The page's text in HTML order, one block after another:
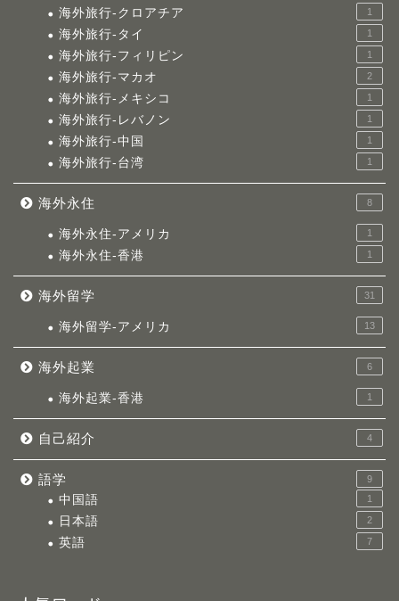
海外旅行-クロアチア 1
海外旅行-タイ 1
海外旅行-フィリピン 1
海外旅行-マカオ 2
海外旅行-メキシコ 1
海外旅行-レバノン 1
海外旅行-中国 1
海外旅行-台湾 1
海外永住 8
海外永住-アメリカ 1
海外永住-香港 1
海外留学 31
海外留学-アメリカ 13
海外起業 6
海外起業-香港 1
自己紹介 4
語学 9
中国語 1
日本語 2
英語 7